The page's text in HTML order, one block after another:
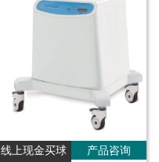
线上现金买球
产品咨询